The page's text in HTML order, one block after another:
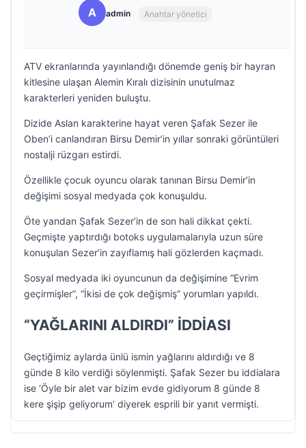
A admin Anahtar yönetici
ATV ekranlarında yayınlandığı dönemde geniş bir hayran
kitlesine ulaşan Alemin Kıralı dizisinin unutulmaz
karakterleri yeniden buluştu.
Dizide Aslan karakterine hayat veren Şafak Sezer ile
Oben’i canlandıran Birsu Demir’in yıllar sonraki görüntüleri
nostalji rüzgarı estirdi.
Özellikle çocuk oyuncu olarak tanınan Birsu Demir’in
değişimi sosyal medyada çok konuşuldu.
Öte yandan Şafak Sezer’in de son hali dikkat çekti.
Geçmişte yaptırdığı botoks uygulamalarıyla uzun süre
konuşulan Sezer’in zayıflamış hali gözlerden kaçmadı.
Sosyal medyada iki oyuncunun da değişimine “Evrim
geçirmişler”, “İkisi de çok değişmiş” yorumları yapıldı.
“YAĞLARINI ALDIRDI” İDDİASI
Geçtiğimiz aylarda ünlü ismin yağlarını aldırdığı ve 8
günde 8 kilo verdiği söylenmişti. Şafak Sezer bu iddialara
ise ‘Öyle bir alet var bizim evde gidiyorum 8 günde 8
kere şişip geliyorum’ diyerek esprili bir yanıt vermişti.